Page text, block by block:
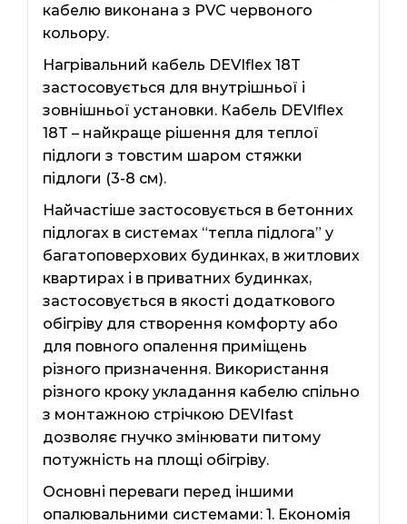
кабелю виконана з PVC червоного
кольору.
Нагрівальний кабель DEVIflex 18T
застосовується для внутрішньої і
зовнішньої установки. Кабель DEVIflex
18T – найкраще рішення для теплої
підлоги з товстим шаром стяжки
підлоги (3-8 см).
Найчастіше застосовується в бетонних
підлогах в системах “тепла підлога” у
багатоповерхових будинках, в житлових
квартирах і в приватних будинках,
застосовується в якості додаткового
обігріву для створення комфорту або
для повного опалення приміщень
різного призначення. Використання
різного кроку укладання кабелю спільно
з монтажною стрічкою DEVIfast
дозволяє гнучко змінювати питому
потужність на площі обігріву.
Основні переваги перед іншими
опалювальними системами: 1. Економія